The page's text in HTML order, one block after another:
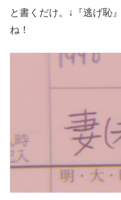
と書くだけ。↓『逃げ恥
ね！